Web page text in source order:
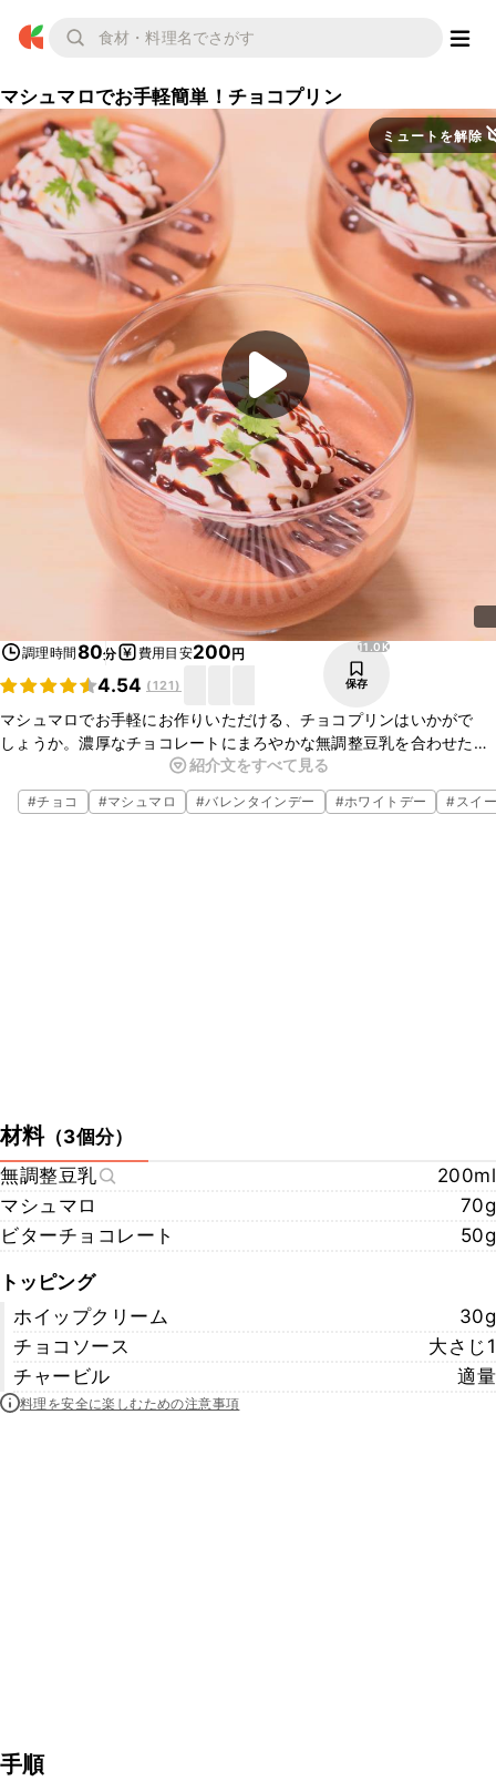
マシュマロでお手軽簡単！チョコプリン
ミュートを解除
調理時間80分 費用目安200円
4.54 (121)
11.0K
保存
マシュマロでお手軽にお作りいただける、チョコプリンはいかがで
しょうか。濃厚なチョコレートにまろやかな無調整豆乳を合わせたプ
リンです。マシュマロを使うことで少ない材料でお作りいだたけます
よ。ぜひお試しくださいね。
紹介文をすべて見る
#チョコ #マシュマロ #バレンタインデー #ホワイトデー #スイ
材料（3個分）
無調整豆乳
200ml
マシュマロ
70g
ビターチョコレート
50g
トッピング
ホイップクリーム
30g
チョコソース
大さじ1
チャービル
適量
料理を安全に楽しむための注意事項
手順